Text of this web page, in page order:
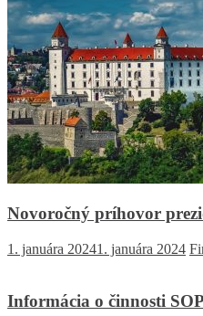
Novoročný príhovor
1. januára 20241. januára 2024
Informácia o činnosti